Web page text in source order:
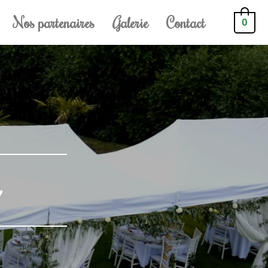
Nos partenaires Galerie Contact 0